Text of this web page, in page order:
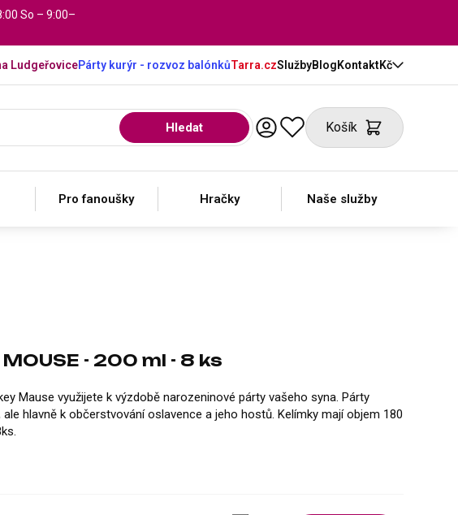
So – 9:00–
LudgeřovicePárty kurýr - rozvoz balónkůTarra.czSlužbyBlogKontaktKč
Hledat Košík
Pro fanoušky Hračky Naše služby
- 200 ml - 8 ks
Mause využijete k výzdobě narozeninové párty vašeho syna. Párty
hlavně k občerstvování oslavence a jeho hostů. Kelímky ma­jí objem 180